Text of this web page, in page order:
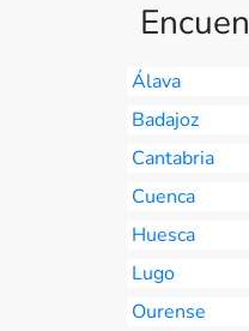
Álava
Badajoz
Cantabria
Cuenca
Huesca
Lugo
Ourense